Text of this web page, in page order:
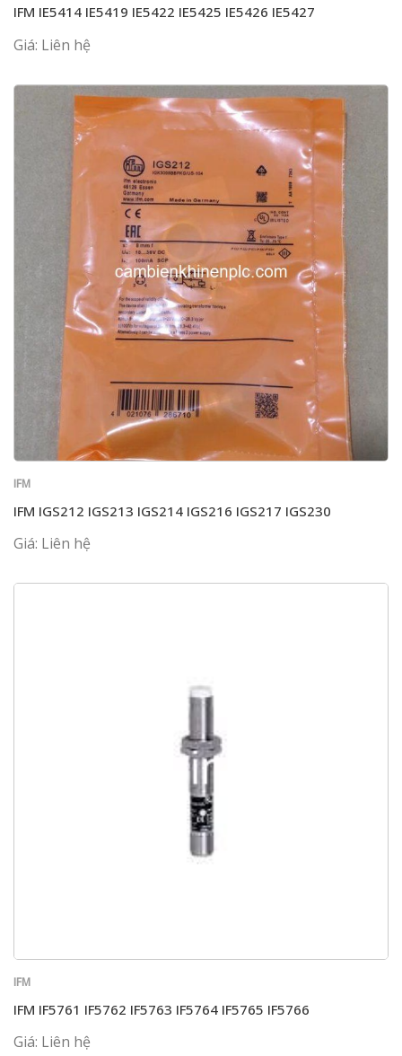
IFM IE5414 IE5419 IE5422 IE5425 IE5426 IE5427
Giá: Liên hệ
IFM
IFM IGS212 IGS213 IGS214 IGS216 IGS217 IGS230
Giá: Liên hệ
IFM
IFM IF5761 IF5762 IF5763 IF5764 IF5765 IF5766
Giá: Liên hệ